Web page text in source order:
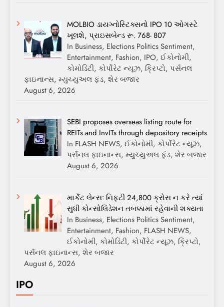
MOLBIO ડાયગ્નોસ્ટિક્સનો IPO 10 ઓગસ્ટે
ખૂલશે, પ્રાઇસબેન્ડ રૂ. 768- 807
In Business, Elections Politics Sentiment,
Entertainment, Fashion, IPO, ઈકોનોમી,
કોમોડિટી, કોર્પોરેટ ન્યૂઝ, ક્રિપ્ટો, પર્સનલ
ફાઇનાન્સ, મ્યુચ્યુઅલ ફંડ, શેર બજાર
August 6, 2026
SEBI proposes overseas listing route for
REITs and InvITs through depository receipts
In FLASH NEWS, ઈકોનોમી, કોર્પોરેટ ન્યૂઝ,
પર્સનલ ફાઇનાન્સ, મ્યુચ્યુઅલ ફંડ, શેર બજાર
August 6, 2026
માર્કેટ લેન્સઃ નિફ્ટી 24,800 ક્રોસ ન કરે ત્યાં
સુધી કોન્સોલિડેશન તબક્કામાં રહેવાની શક્યતા
In Business, Elections Politics Sentiment,
Entertainment, Fashion, FLASH NEWS,
ઈકોનોમી, કોમોડિટી, કોર્પોરેટ ન્યૂઝ, ક્રિપ્ટો,
પર્સનલ ફાઇનાન્સ, શેર બજાર
August 6, 2026
IPO